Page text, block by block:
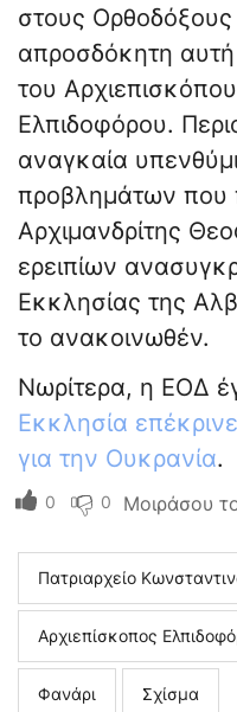
στους Ορθοδόξους
απροσδόκητη
του
Ελπιδοφόρου.
αναγκαία
προβλημάτων που
Αρχιμανδρίτης
ερειπίων
Εκκλησίας της
το ανακοινωθέν.
Νωρίτερα, η ΕΟΔ
Εκκλησία
για την Ουκρανία.
0 0 Μοιράσου
Πατριαρχείο
Αρχιεπίσκοπος
Φανάρι Σχίσμα